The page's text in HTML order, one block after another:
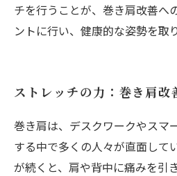
チを行うことが、巻き肩改善へ
ントに行い、健康的な姿勢を取
ストレッチの力：巻き肩改
巻き肩は、デスクワークやスマ
する中で多くの人々が直面して
が続くと、肩や背中に痛みを引